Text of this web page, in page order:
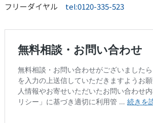
フリーダイヤル tel:0120-335-523